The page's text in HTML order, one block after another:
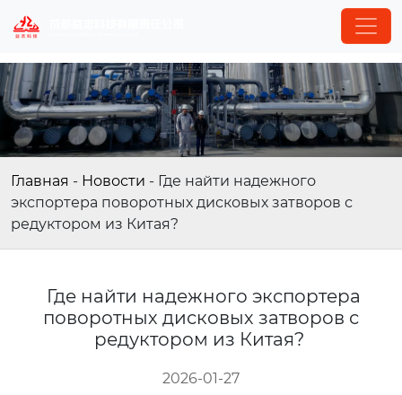
Главная - Новости - Где найти надежного
экспортера поворотных дисковых затворов с
редуктором из Китая?
Где найти надежного экспортера
поворотных дисковых затворов с
редуктором из Китая?
2026-01-27